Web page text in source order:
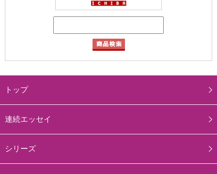
トップ
連続エッセイ
シリーズ